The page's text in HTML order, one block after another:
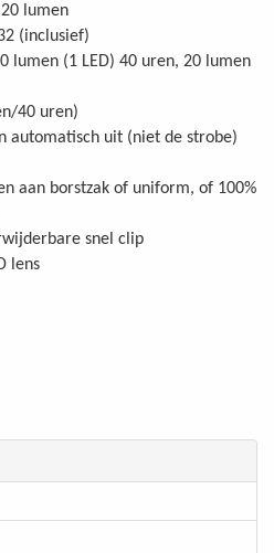
lumen
(inclusief)
lumen (1 LED) 40 uren, 20 lumen
40 uren)
automatisch uit (niet de strobe)
aan borstzak of uniform, of 100%
snel clip
lens